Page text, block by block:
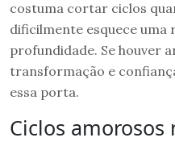
costuma cortar ciclos
dificilmente esquece uma
profundidade. Se houver
transformação e
essa porta.
Ciclos amorosos